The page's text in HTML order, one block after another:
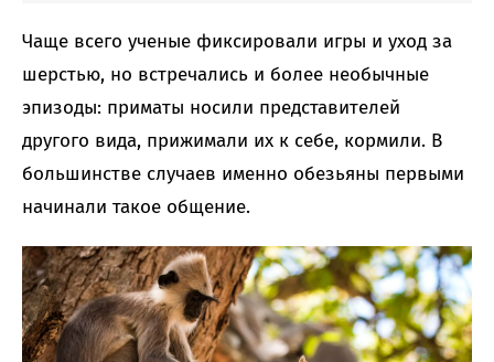
Чаще всего ученые фиксировали игры и уход за
шерстью, но встречались и более необычные
эпизоды: приматы носили представителей
другого вида, прижимали их к себе, кормили. В
большинстве случаев именно обезьяны первыми
начинали такое общение.